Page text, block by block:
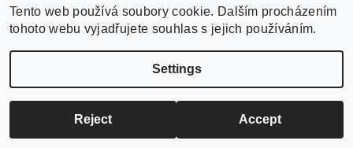
Tento web používá soubory cookie. Dalším procházením
tohoto webu vyjadřujete souhlas s jejich používáním.
Settings
Reject Accept